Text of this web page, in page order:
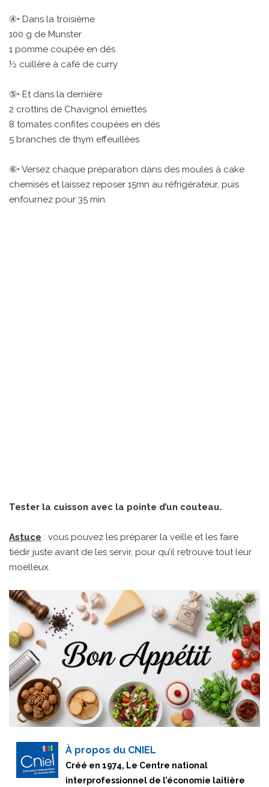
④• Dans la troisième
100 g de Munster
1 pomme coupée en dés
½ cuillère à café de curry
⑤• Et dans la dernière
2 crottins de Chavignol émiettés
8 tomates confites coupées en dés
5 branches de thym effeuillées
⑥• Versez chaque préparation dans des moules à cake
chemisés et laissez reposer 15mn au réfrigérateur, puis
enfournez pour 35 min.
Tester la cuisson avec la pointe d’un couteau.
Astuce : vous pouvez les préparer la veille et les faire
tiédir juste avant de les servir, pour qu’il retrouve tout leur
moelleux.
À propos du CNIEL
Créé en 1974, Le Centre national
interprofessionnel de l’économie laitière